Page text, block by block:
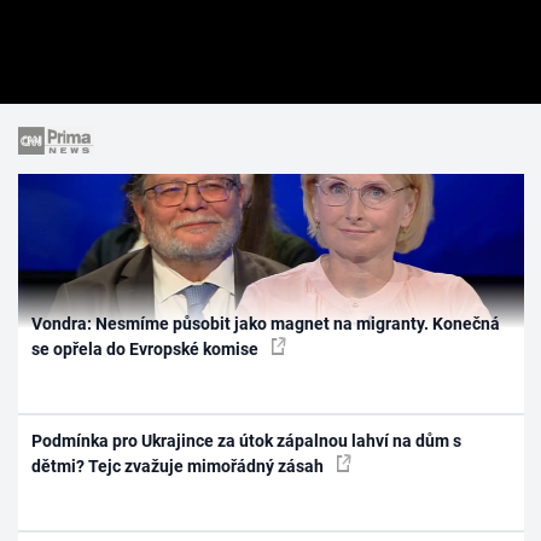
Vondra: Nesmíme působit jako magnet na migranty. Konečná
se opřela do Evropské komise
Podmínka pro Ukrajince za útok zápalnou lahví na dům s
dětmi? Tejc zvažuje mimořádný zásah